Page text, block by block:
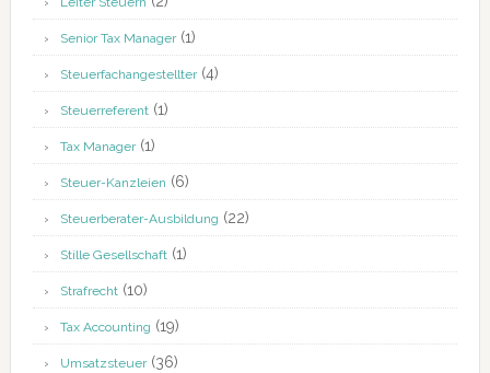
Senior Tax Manager(1)
Steuerfachangestellter(4)
Steuerreferent(1)
Tax Manager(1)
Steuer-Kanzleien (6)
Steuerberater-Ausbildung (22)
Stille Gesellschaft(1)
Strafrecht(10)
Tax Accounting (19)
Umsatzsteuer(36)